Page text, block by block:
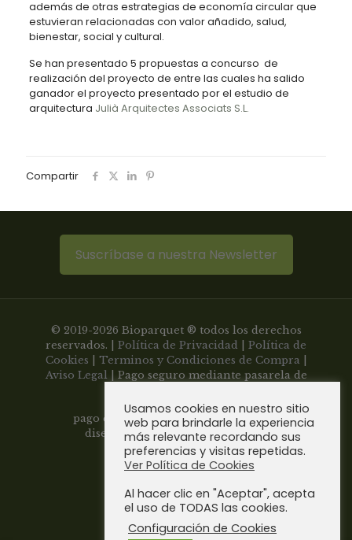
además de otras estrategias de economía circular que
estuvieran relacionadas con valor añadido, salud,
bienestar, social y cultural.
Se han presentado 5 propuestas a concurso de
realización del proyecto de entre las cuales ha salido
ganador el proyecto presentado por el estudio de
arquitectura Julià Arquitectes Associats S.L.
Compartir
Suscríbase a nuestra Newsletter
© 2019-2026 Bioparquet ® todos los derechos
reservados. | Política de Privacidad
Política de
Cookies
Terminos y Condiciones de Compra
Aviso Legal| Pago seguro mediante pasarela de
pago con tarjeta
diseño websiscomultimedia.com
Sevilla - España
Usamos cookies en nuestro sitio
web para brindarle la experiencia
más relevante recordando sus
preferencias y visitas repetidas.
Ver Política de Cookies
Al hacer clic en "Aceptar", acepta
el uso de TODAS las cookies.
Configuración de Cookies